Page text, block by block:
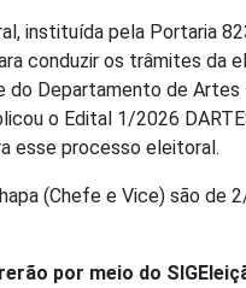
instituída pela Portaria
conduzir os trâmites da
do Departamento de Artes
o Edital 1/2026
esse processo eleitoral.
(Chefe e Vice) são de
por meio do